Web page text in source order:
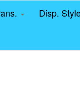
Disp.